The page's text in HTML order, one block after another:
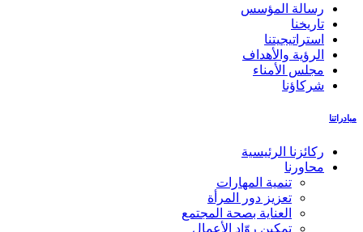
رسالة المؤسس
تاريخنا
استراتيجيتنا
الرؤية والأهداف
مجلس الأمناء
شركاؤنا
مبادراتنا
ركائزنا الرئيسية
محاورنا
تنمية المهارات
تعزيز دور المرأة
العناية بصحة المجتمع
تمكين روّاد الأعمال